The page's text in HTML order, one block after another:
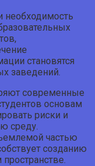
необходимость
становятся
заведений.
современные
основам
риски и
среду.
частью
созданию